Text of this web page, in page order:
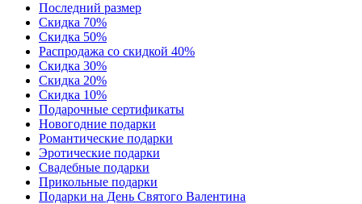
Последний размер
Скидка 70%
Скидка 50%
Распродажа со скидкой 40%
Скидка 30%
Скидка 20%
Скидка 10%
Подарочные сертификаты
Новогодние подарки
Романтические подарки
Эротические подарки
Свадебные подарки
Прикольные подарки
Подарки на День Святого Валентина